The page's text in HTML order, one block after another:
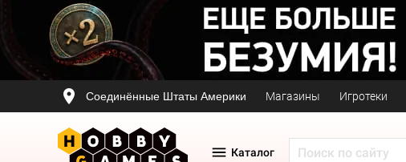
Соединённые Штаты Америки Магазины Игротеки
Каталог